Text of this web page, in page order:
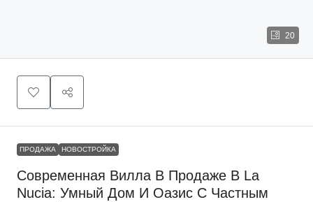
20
ПРОДАЖА НОВОСТРОЙКА
Современная Вилла В Продаже В La
Nucia: Умный Дом И Оазис С Частным